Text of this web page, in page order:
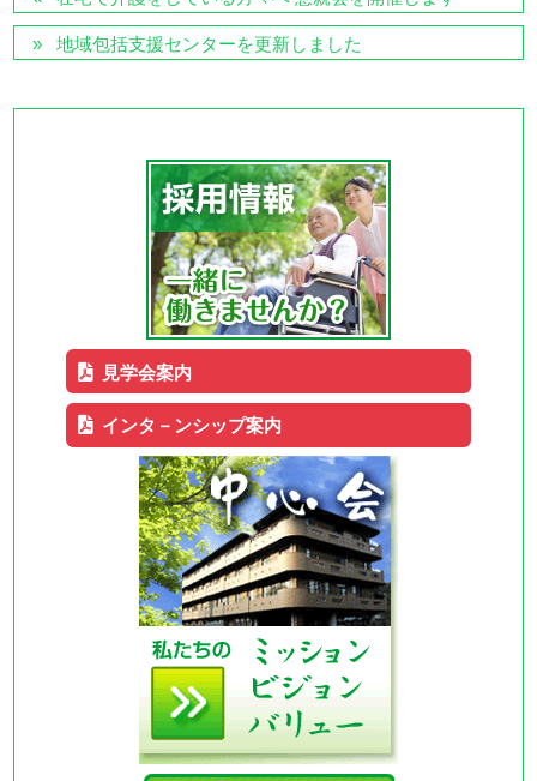
地域包括支援センターを更新しました
見学会案内
インタ－ンシップ案内